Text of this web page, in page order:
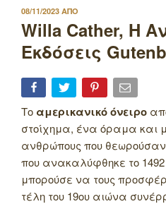
ΔΗΜΟΣΙΕΥΤΗΚΕ
ΣΤΙΣ
08/11/2023 ΑΠΟ
Willa Cather, Η
Εκδόσεις
Το αμερικανικό όνειρο
στοίχημα, ένα όραμα και
ανθρώπους που
που ανακαλύφθηκε το
μπορούσε να τους
τέλη του 19ου αιώνα